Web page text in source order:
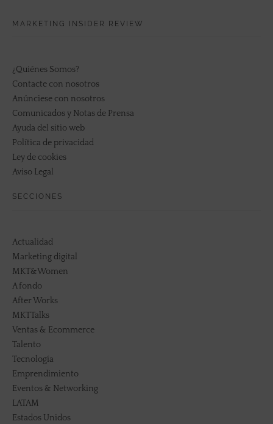
MARKETING INSIDER REVIEW
¿Quiénes Somos?
Contacte con nosotros
Anúnciese con nosotros
Comunicados y Notas de Prensa
Ayuda del sitio web
Política de privacidad
Ley de cookies
Aviso Legal
SECCIONES
Actualidad
Marketing digital
MKT&Women
A fondo
After Works
MKTTalks
Ventas & Ecommerce
Talento
Tecnología
Emprendimiento
Eventos & Networking
LATAM
Estados Unidos